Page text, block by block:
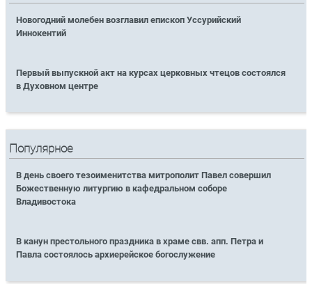
Новогодний молебен возглавил епископ Уссурийский
Иннокентий
Первый выпускной акт на курсах церковных чтецов состоялся
в Духовном центре
Популярное
В день своего тезоименитства митрополит Павел совершил
Божественную литургию в кафедральном соборе
Владивостока
В канун престольного праздника в храме свв. апп. Петра и
Павла состоялось архиерейское богослужение